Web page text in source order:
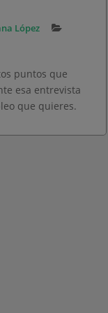
López
puntos que
esa entrevista
que quieres.